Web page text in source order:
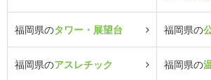
福岡県のタワー・展望台 福岡県の
福岡県のアスレチック 福岡県の